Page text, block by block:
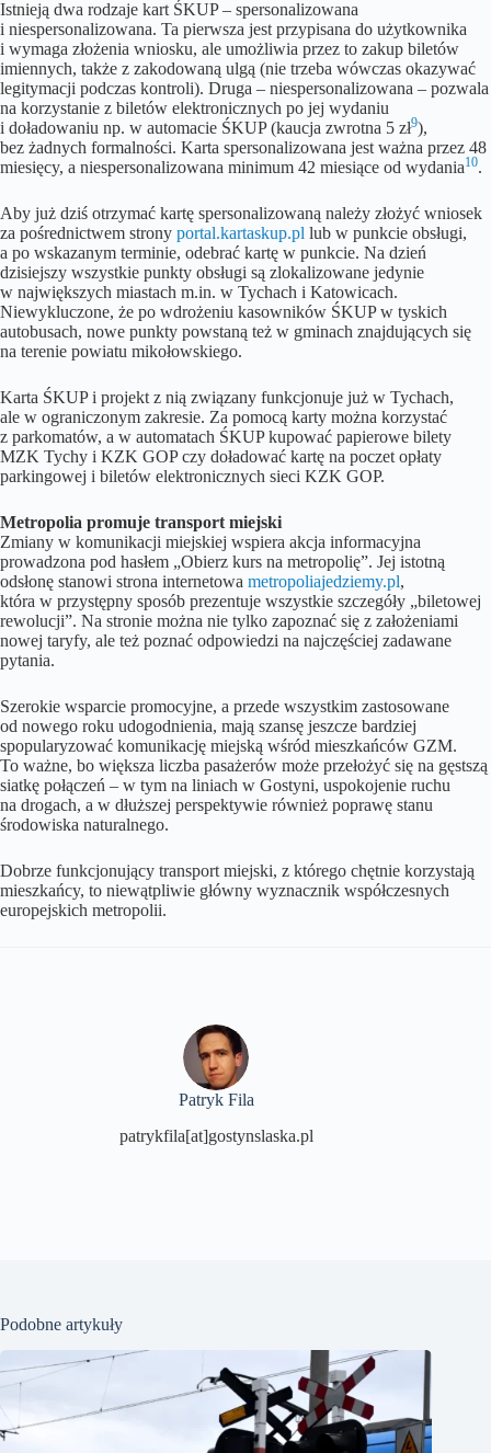
Istnieją dwa rodzaje kart ŚKUP – spersonalizowana
i niespersonalizowana. Ta pierwsza jest przypisana do użytkownika
i wymaga złożenia wniosku, ale umożliwia przez to zakup biletów
imiennych, także z zakodowaną ulgą (nie trzeba wówczas okazywać
legitymacji podczas kontroli). Druga – niespersonalizowana – pozwala
na korzystanie z biletów elektronicznych po jej wydaniu
i doładowaniu np. w automacie ŚKUP (kaucja zwrotna 5 zł9),
bez żadnych formalności. Karta spersonalizowana jest ważna przez 48
miesięcy, a niespersonalizowana minimum 42 miesiące od wydania10.
Aby już dziś otrzymać kartę spersonalizowaną należy złożyć wniosek
za pośrednictwem strony portal.kartaskup.pl lub w punkcie obsługi,
a po wskazanym terminie, odebrać kartę w punkcie. Na dzień
dzisiejszy wszystkie punkty obsługi są zlokalizowane jedynie
w największych miastach m.in. w Tychach i Katowicach.
Niewykluczone, że po wdrożeniu kasowników ŚKUP w tyskich
autobusach, nowe punkty powstaną też w gminach znajdujących się
na terenie powiatu mikołowskiego.
Karta ŚKUP i projekt z nią związany funkcjonuje już w Tychach,
ale w ograniczonym zakresie. Za pomocą karty można korzystać
z parkomatów, a w automatach ŚKUP kupować papierowe bilety
MZK Tychy i KZK GOP czy doładować kartę na poczet opłaty
parkingowej i biletów elektronicznych sieci KZK GOP.
Metropolia promuje transport miejski
Zmiany w komunikacji miejskiej wspiera akcja informacyjna
prowadzona pod hasłem „Obierz kurs na metropolię”. Jej istotną
odsłonę stanowi strona internetowa metropoliajedziemy.pl,
która w przystępny sposób prezentuje wszystkie szczegóły „biletowej
rewolucji”. Na stronie można nie tylko zapoznać się z założeniami
nowej taryfy, ale też poznać odpowiedzi na najczęściej zadawane
pytania.
Szerokie wsparcie promocyjne, a przede wszystkim zastosowane
od nowego roku udogodnienia, mają szansę jeszcze bardziej
spopularyzować komunikację miejską wśród mieszkańców GZM.
To ważne, bo większa liczba pasażerów może przełożyć się na gęstszą
siatkę połączeń – w tym na liniach w Gostyni, uspokojenie ruchu
na drogach, a w dłuższej perspektywie również poprawę stanu
środowiska naturalnego.
Dobrze funkcjonujący transport miejski, z którego chętnie korzystają
mieszkańcy, to niewątpliwie główny wyznacznik współczesnych
europejskich metropolii.
Patryk Fila
patrykfila[at]gostynslaska.pl
Podobne artykuły